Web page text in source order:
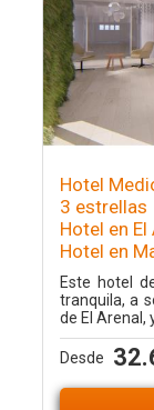
Hotel
3 estrellas
Hotel en El
Hotel en
Este hotel
tranquila, a
de El Arenal,
Desde